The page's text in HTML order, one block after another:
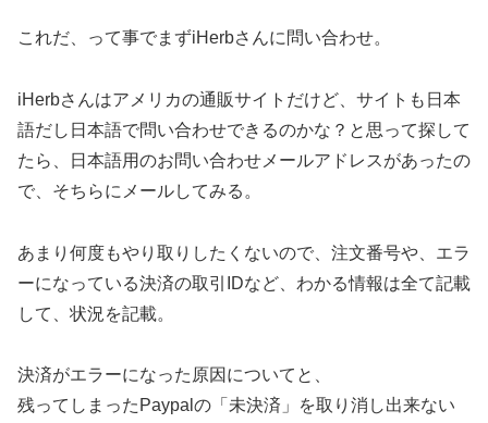
これだ、って事でまずiHerbさんに問い合わせ。
iHerbさんはアメリカの通販サイトだけど、サイトも日本
語だし日本語で問い合わせできるのかな？と思って探して
たら、日本語用のお問い合わせメールアドレスがあったの
で、そちらにメールしてみる。
あまり何度もやり取りしたくないので、注文番号や、エラ
ーになっている決済の取引IDなど、わかる情報は全て記載
して、状況を記載。
決済がエラーになった原因についてと、
残ってしまったPaypalの「未決済」を取り消し出来ない